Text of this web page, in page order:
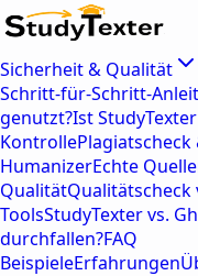
Sicherheit & Qualität
Schritt-für-Schritt-
genutzt?Ist
Kontrolle
HumanizerEchte
QualitätQualitätscheck
ToolsStudyTexter vs.
durchfallen?FAQ
BeispieleErfahrungen